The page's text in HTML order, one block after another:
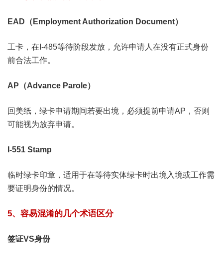
EAD（Employment Authorization Document）
工卡，在I-485等待阶段发放，允许申请人在没有正式身份
前合法工作。
AP（Advance Parole）
回美纸，绿卡申请期间若要出境，必须提前申请AP，否则
可能视为放弃申请。
I-551 Stamp
临时绿卡印章，适用于在等待实体绿卡时出境入境或工作需
要证明身份的情况。
5、容易混淆的几个术语区分
签证VS身份